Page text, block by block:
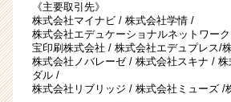
業
か
ら
カ
《主要取引先》
株式会社マイナビ / 株式会社学情 /
株式会社エデュケーショナルネットワーク
宝印刷株式会社 / 株式会社エデュプレス/
株式会社ノバレーゼ / 株式会社スキナ / 株
ダル /
株式会社リブリッジ / 株式会社ミューズ /